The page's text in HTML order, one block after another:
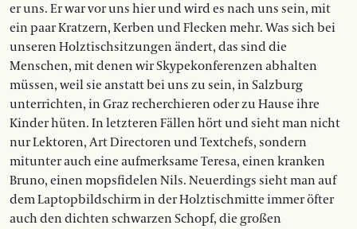
er uns. Er war vor uns hier und wird es nach uns sein, mit
ein paar Kratzern, Kerben und Flecken mehr. Was sich bei
unseren Holztischsitzungen ändert, das sind die
Menschen, mit denen wir Skypekonferenzen abhalten
müssen, weil sie anstatt bei uns zu sein, in Salzburg
unterrichten, in Graz recherchieren oder zu Hause ihre
Kinder hüten. In letzteren Fällen hört und sieht man nicht
nur Lektoren, Art Directoren und Textchefs, sondern
mitunter auch eine aufmerksame Teresa, einen kranken
Bruno, einen mopsfidelen Nils. Neuerdings sieht man auf
dem Laptopbildschirm in der Holztischmitte immer öfter
auch den dichten schwarzen Schopf, die großen